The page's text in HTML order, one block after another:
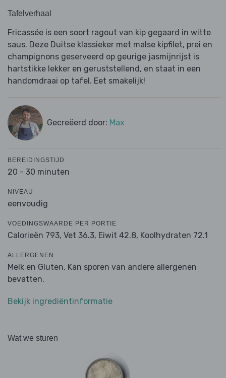
Tafelverhaal
Fricassée is een soort ragout van kip gegaard in witte
saus. Deze Duitse klassieker met malse kipfilet, prei en
champignons geserveerd op geurige jasmijnrijst is
hartstikke lekker en geruststellend, en staat in een
handomdraai op tafel. Eet smakelijk!
Gecreëerd door: Max
BEREIDINGSTIJD
20 - 30 minuten
NIVEAU
eenvoudig
VOEDINGSWAARDE PER PORTIE
Calorieën 793, Vet 36.3, Eiwit 42.8, Koolhydraten 72.1
ALLERGENEN
Melk en Gluten. Kan sporen van andere allergenen
bevatten.
Bekijk ingrediëntinformatie
Wat we sturen